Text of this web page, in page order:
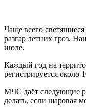
Чаще всего
разгар летних гроз.
июле.
Каждый год на
регистрируется
МЧС даёт следующие
делать, если шаровая